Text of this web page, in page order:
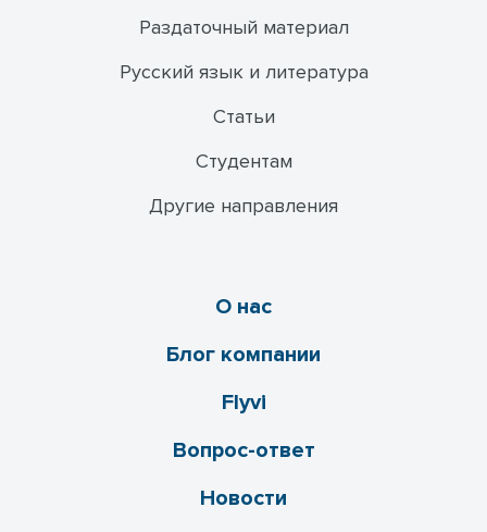
Раздаточный материал
Русский язык и литература
Статьи
Студентам
Другие направления
О нас
Блог компании
Flyvi
Вопрос-ответ
Новости